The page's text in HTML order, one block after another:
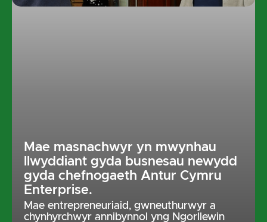
Mae masnachwyr yn mwynhau
llwyddiant gyda busnesau newydd
gyda chefnogaeth Antur Cymru
Enterprise.
Mae entrepreneuriaid, gwneuthurwyr a
chynhyrchwyr annibynnol yng Ngorllewin